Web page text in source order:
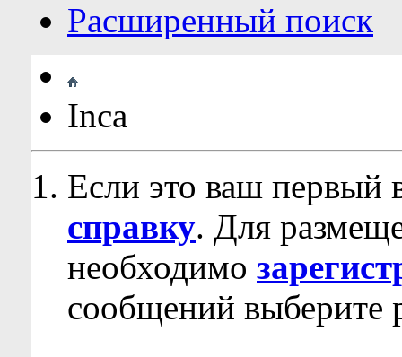
Расширенный поиск
Inca
Если это ваш первый
справку. Для
необходимо
сообщений выберите